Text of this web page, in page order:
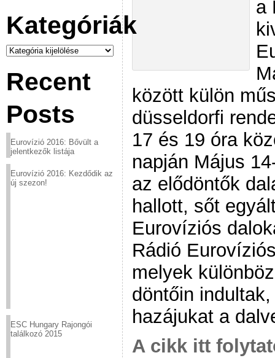
Kategóriák
Kategóriák
Recent
Posts
Eurovízió 2016: Bővült a
jelentkezők listája
Eurovízió 2016: Kezdődik az
új szezon!
ESC Hungary Rajongói
találkozó 2015
a
között külön
düsseldorfi
17 és 19 óra
napján Május
az elődöntők
hallott, sőt
Eurovíziós
Rádió
melyek
döntőin
hazájukat a
A cikk itt